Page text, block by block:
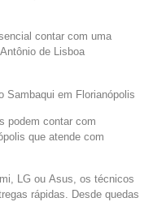
contar com uma
de Lisboa
Sambaqui em Florianópolis
podem contar com
que atende com
LG ou Asus, os técnicos
rápidas. Desde quedas